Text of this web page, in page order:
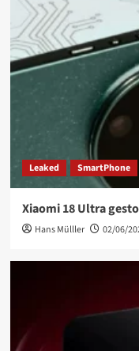
Leaked SmartPhone
Xiaomi 18 Ultra
Hans Mülller 02/06/